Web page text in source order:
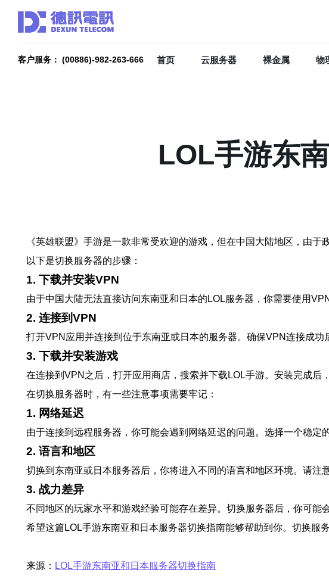
客户服务： (00886)-982-263-666 首页 云服务器 裸金属 物
LOL手游东
《英雄联盟》手游是一款非常受欢迎的游戏，但在中国大陆地区，由
以下是切换服务器的步骤：
1. 下载并安装VPN
由于中国大陆无法直接访问东南亚和日本的LOL服务器，你需要使用
2. 连接到VPN
打开VPN应用并连接到位于东南亚或日本的服务器。确保VPN连接成功
3. 下载并安装游戏
在连接到VPN之后，打开应用商店，搜索并下载LOL手游。安装完成后
在切换服务器时，有一些注意事项需要牢记：
1. 网络延迟
由于连接到远程服务器，你可能会遇到网络延迟的问题。选择一个稳定
2. 语言和地区
切换到东南亚或日本服务器后，你将进入不同的语言和地区环境。请注
3. 战力差异
不同地区的玩家水平和游戏经验可能存在差异。切换服务器后，你可能
希望这篇LOL手游东南亚和日本服务器切换指南能够帮助到你。切换服
来源： LOL手游东南亚和日本服务器切换指南